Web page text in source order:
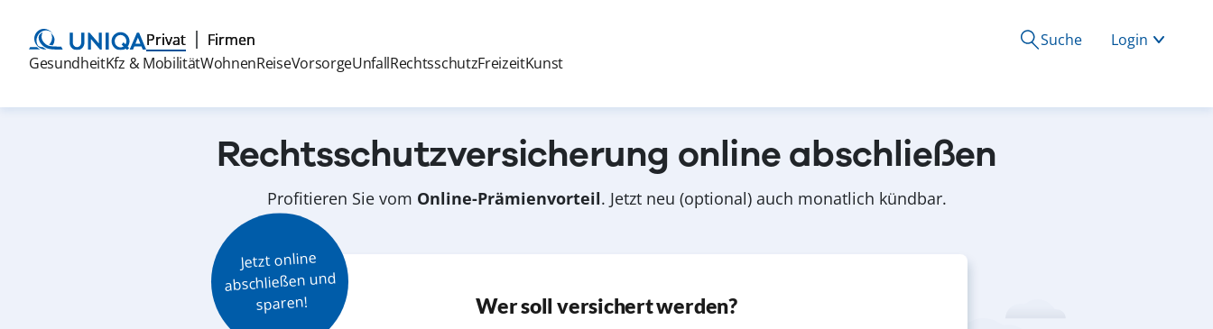
Privat Firmen Suche
Login
GesundheitKfz & MobilitätWohnenReiseVorsorgeUnfallRechtsschutzFreizeitKunst
Rechtsschutzversicherung online abschließen
Profitieren Sie vom Online-Prämienvorteil. Jetzt neu (optional) auch monatlich kündbar.
Jetzt online
abschließen und
sparen! Wer soll versichert werden?